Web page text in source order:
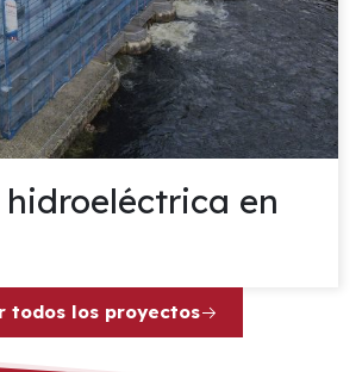
en
todos los proyectos